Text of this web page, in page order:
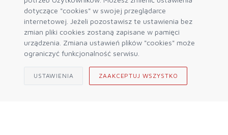
dotyczące "cookies" w swojej przeglądarce
internetowej. Jeżeli pozostawisz te ustawienia bez
zmian pliki cookies zostaną zapisane w pamięci
urządzenia. Zmiana ustawień plików "cookies" może
ograniczyć funkcjonalność serwisu.
USTAWIENIA ZAAKCEPTUJ WSZYSTKO
Kody rabatowe
Blog